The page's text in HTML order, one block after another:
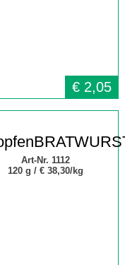
€ 2,05
Art-Nr. 1112
120 g /€ 38,30/kg